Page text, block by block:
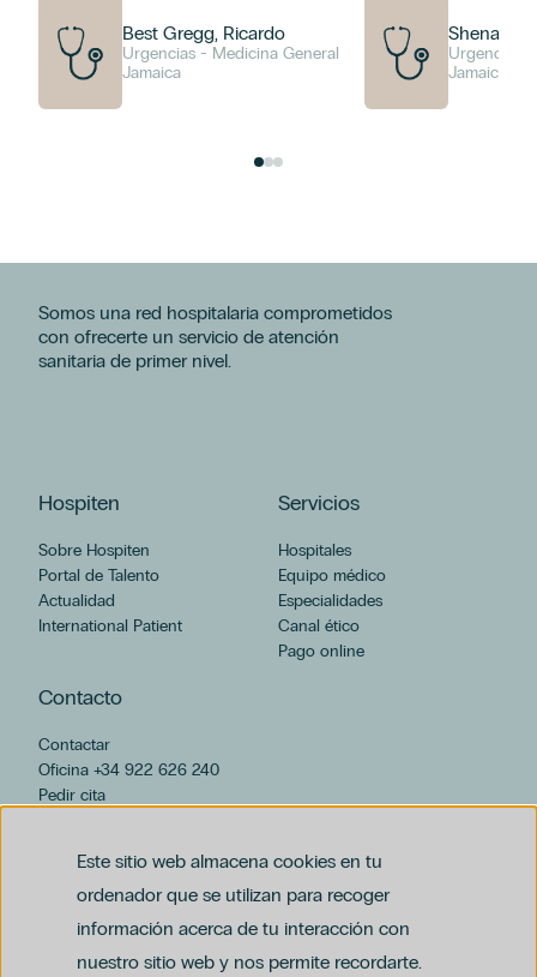
Este sitio web almacena cookies en tu
ordenador que se utilizan para recoger
información acerca de tu interacción con
nuestro sitio web y nos permite recordarte.
Best Gregg, Ricardo
Urgencias - Medicina General
Jamaica
Shenae
Urgencias
Jamaica
Somos una red hospitalaria comprometidos
con ofrecerte un servicio de atención
sanitaria de primer nivel.
Hospiten
Sobre Hospiten
Portal de Talento
Actualidad
International Patient
Servicios
Hospitales
Equipo médico
Especialidades
Canal ético
Pago online
Contacto
Contactar
Oficina +34 922 626 240
Pedir cita